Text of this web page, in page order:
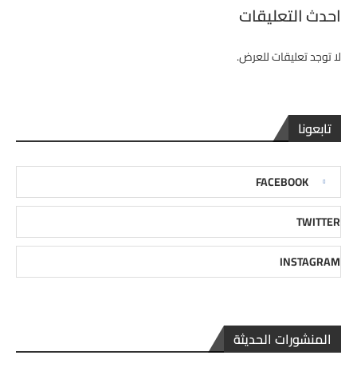
احدث التعليقات
لا توجد تعليقات للعرض.
تابعونا
FACEBOOK
TWITTER
INSTAGRAM
المنشورات الحديثة